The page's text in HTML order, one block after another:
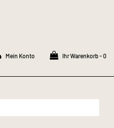
Mein Konto Ihr Warenkorb -0